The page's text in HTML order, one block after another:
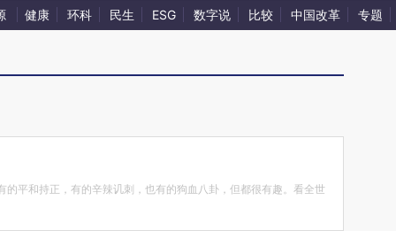
健康 环科 民生 ESG 数字说 比较 中国改革 专题
平和持正，有的辛辣讥刺，也有的狗血八卦，但都很有趣。看全世